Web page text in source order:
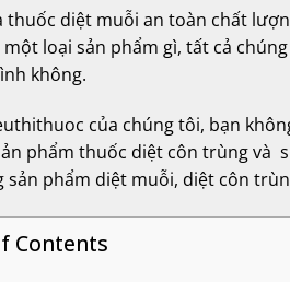
thuốc diệt muỗi an toàn chất
loại sản phẩm gì, tất cả
không.
của chúng tôi, bạn
phẩm thuốc diệt côn trùng và
sản phẩm diệt muỗi, diệt côn
Contents